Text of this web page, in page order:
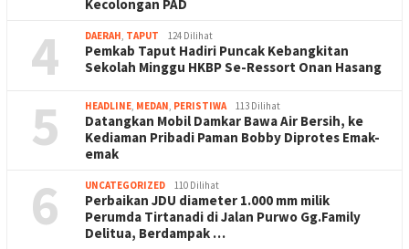
Kecolongan PAD
4 DAERAH, TAPUT 124 Dilihat
Pemkab Taput Hadiri Puncak Kebangkitan
Sekolah Minggu HKBP Se-Ressort Onan Hasang
5 HEADLINE, MEDAN, PERISTIWA 113 Dilihat
Datangkan Mobil Damkar Bawa Air Bersih, ke
Kediaman Pribadi Paman Bobby Diprotes Emak-
emak
6 UNCATEGORIZED 110 Dilihat
Perbaikan JDU diameter 1.000 mm milik
Perumda Tirtanadi di Jalan Purwo Gg.Family
Delitua, Berdampak …